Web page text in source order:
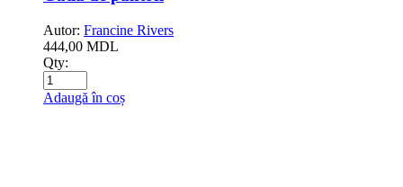
Autor: Francine Rivers
444,00 MDL
Qty:
Adaugă în coș